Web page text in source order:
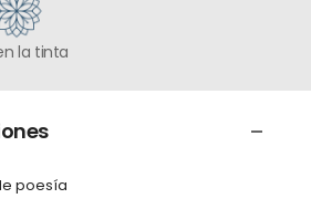
la tinta
poesía